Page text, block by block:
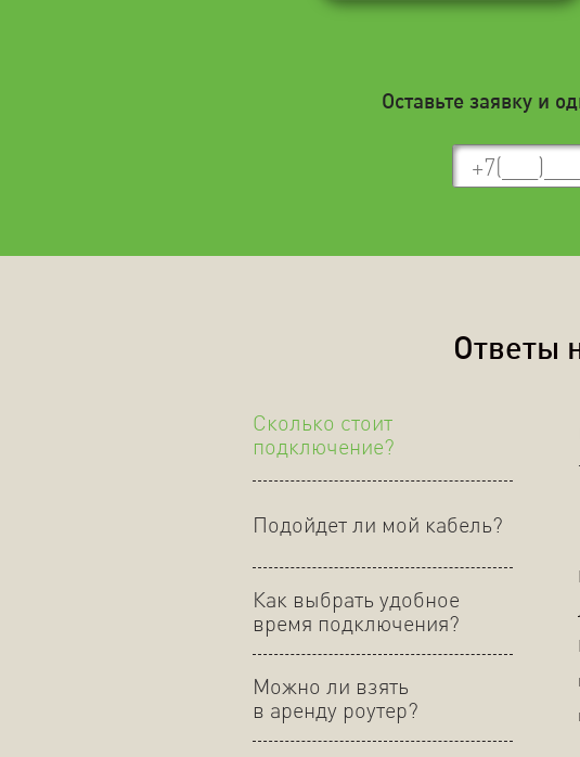
Оставьте заявку и
Ответы
Сколько стоит
подключение?
Подойдет ли мой кабель?
Как выбрать удобное
время подключения?
Можно ли взять
в аренду роутер?